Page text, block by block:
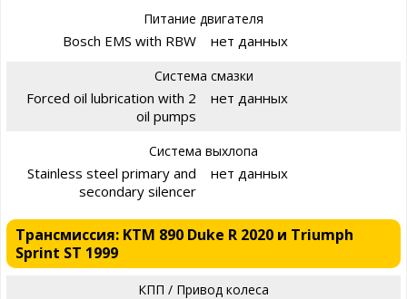
Питание двигателя
Bosch EMS with RBW нет данных
Система смазки
Forced oil lubrication with 2
oil pumps
нет данных
Система выхлопа
Stainless steel primary and
secondary silencer
нет данных
Трансмиссия: KTM 890 Duke R 2020 и Triumph
Sprint ST 1999
КПП / Привод колеса